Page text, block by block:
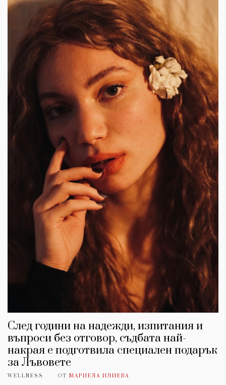
След години на надежди, изпитания и
въпроси без отговор, съдбата най-
накрая е подготвила специален подарък
за Лъвовете
WELLNESS ОТ МАРИЕЛА ИЛИЕВА